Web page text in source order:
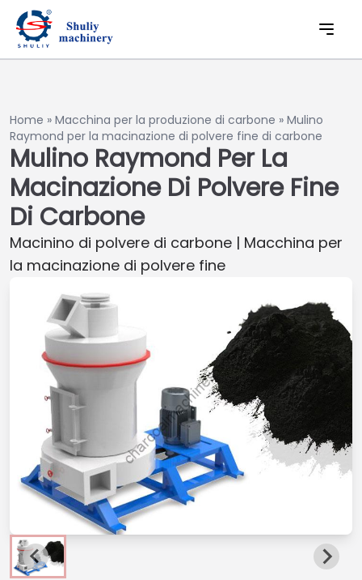
Home » Macchina per la produzione di carbone » Mulino
Raymond per la macinazione di polvere fine di carbone
Mulino Raymond Per La
Macinazione Di Polvere Fine
Di Carbone
Macinino di polvere di carbone | Macchina per
la macinazione di polvere fine